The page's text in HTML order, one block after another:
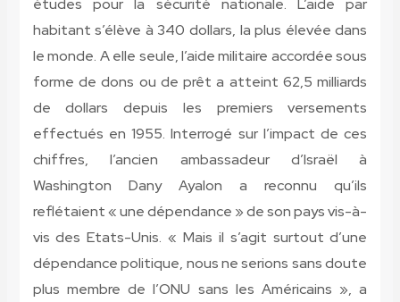
études pour la sécurité nationale. L’aide par
habitant s’élève à 340 dollars, la plus élevée dans
le monde. A elle seule, l’aide militaire accordée sous
forme de dons ou de prêt a atteint 62,5 milliards
de dollars depuis les premiers versements
effectués en 1955. Interrogé sur l’impact de ces
chiffres, l’ancien ambassadeur d’Israël à
Washington Dany Ayalon a reconnu qu’ils
reflétaient « une dépendance » de son pays vis-à-
vis des Etats-Unis. « Mais il s’agit surtout d’une
dépendance politique, nous ne serions sans doute
plus membre de l’ONU sans les Américains », a